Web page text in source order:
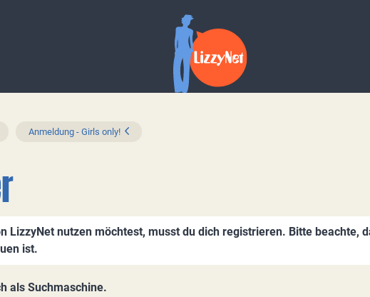
Anmeldung - Girls only!
LizzyNet nutzen möchtest, musst du dich registrieren. Bitte beachte,
ist.
als Suchmaschine.